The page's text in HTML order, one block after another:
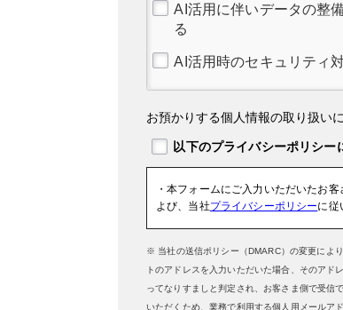
AI活用に伴いデータの整
る
AI活用時のセキュリティ
お預かりする個人情報の取り扱い
・本フォームにご入力いただいたお
よび、当社プライバシーポリシーに従
※ 当社の送信ポリシー（DMARC）の変更によ
トのアドレスを入力いただいた場合、そのアド
ってなりすましと判定され、お客さま側で受信
いただくため、業務で利用する個人用メールア